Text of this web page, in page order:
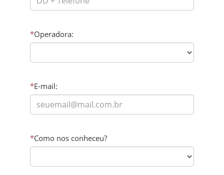
*Operadora:
*E-mail:
*Como nos conheceu?